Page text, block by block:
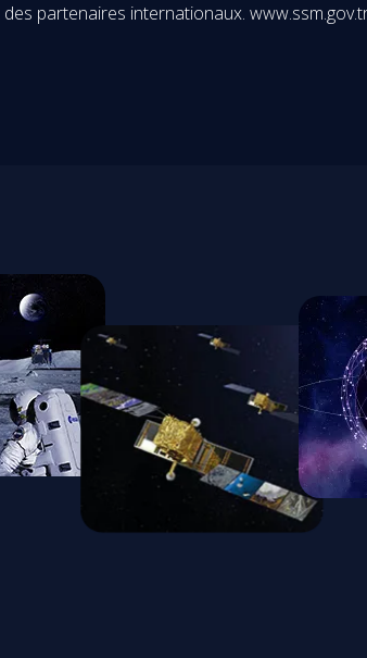
partenaires internationaux.